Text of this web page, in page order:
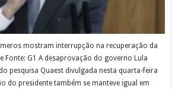
mostram interrupção na recuperação da
Fonte: G1 A desaprovação do governo Lula
pesquisa Quaest divulgada nesta quarta-feira
do presidente também se manteve igual em